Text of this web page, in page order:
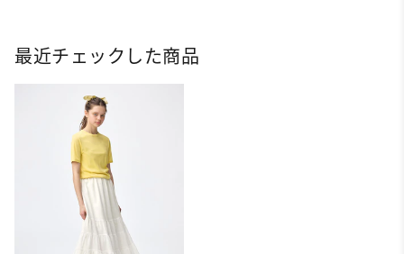
最近チェックした商品